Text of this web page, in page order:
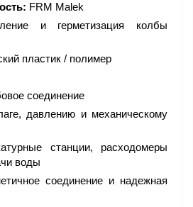
FRM Malek
и герметизация колбы
пластик / полимер
соединение
давлению и механическому
станции, расходомеры
воды
соединение и надежная